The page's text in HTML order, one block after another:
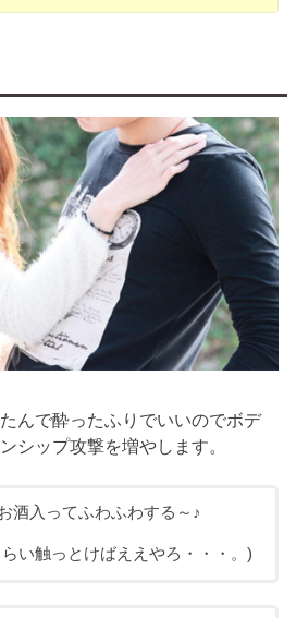
んで酔ったふりでいいのでボデ
シップ攻撃を増やします。
酒入ってふわふわする～♪
い触っとけばええやろ・・・。)